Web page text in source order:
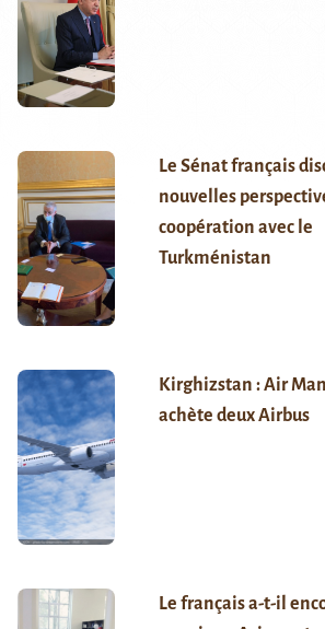
Le Sénat français
nouvelles
coopération avec le
Turkménistan
Kirghizstan : Air
achète deux Airbus
Le français a-t-il